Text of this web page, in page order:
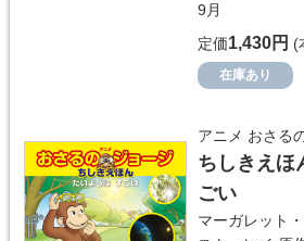
9月
定価1,430円 (
在庫あり
アニメ おさる
ちしきえ
ごい
マーガレット